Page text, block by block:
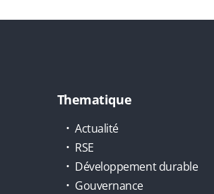
Thematique
Actualité
RSE
Développement durable
Gouvernance